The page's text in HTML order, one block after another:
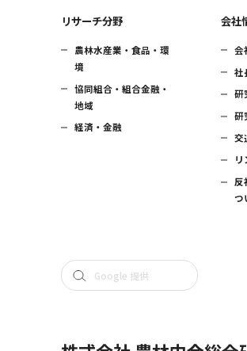
リサーチ分野
農林水産業・食品・環
境
協同組合・組合金融・
地域
経済・金融
会社
会
社
研
研
交
リ
反
つ